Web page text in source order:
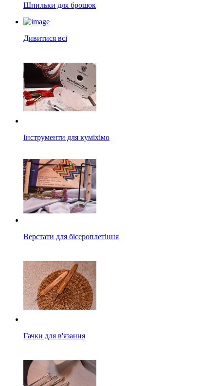
Шпильки для брошок
Дивитися всі
Інструменти для куміхімо
Верстати для бісероплетіння
Гачки для в'язання